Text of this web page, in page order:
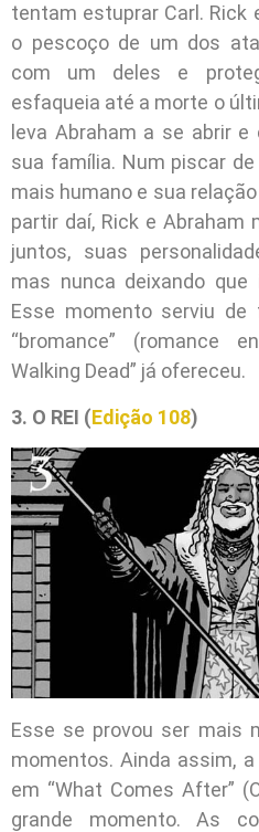
tentam estuprar Carl. Rick
o pescoço de um dos
com um deles e
esfaqueia até a morte o
leva Abraham a se abrir
sua família. Num piscar
mais humano e sua
partir daí, Rick e Abraham
juntos, suas
mas nunca deixando que
Esse momento serviu de
“bromance” (romance
Walking Dead” já ofereceu.
3. O REI (Edição 108)
Esse se provou ser mais
momentos. Ainda assim,
em “What Comes After”
grande momento. As